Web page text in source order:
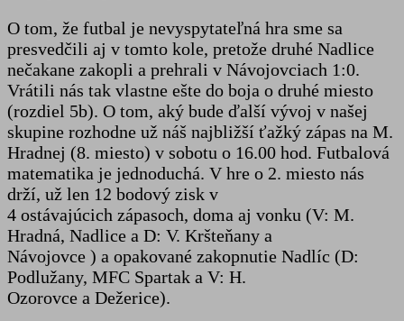
O tom, že futbal je nevyspytateľná hra sme sa
presvedčili aj v tomto kole, pretože druhé Nadlice
nečakane zakopli a prehrali v Návojovciach 1:0.
Vrátili nás tak vlastne ešte do boja o druhé miesto
(rozdiel 5b). O tom, aký bude ďalší vývoj v našej
skupine rozhodne už náš najbližší ťažký zápas na M.
Hradnej (8. miesto) v sobotu o 16.00 hod. Futbalová
matematika je jednoduchá. V hre o 2. miesto nás
drží, už len 12 bodový zisk v
4 ostávajúcich zápasoch, doma aj vonku (V: M.
Hradná, Nadlice a D: V. Kršteňany a
Návojovce ) a opakované zakopnutie Nadlíc (D:
Podlužany, MFC Spartak a V: H.
Ozorovce a Dežerice).